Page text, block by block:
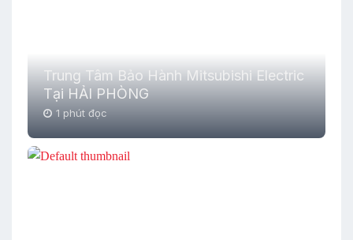
Trung Tâm Bảo Hành Mitsubishi Electric
Tại HẢI PHÒNG
1 phút đọc